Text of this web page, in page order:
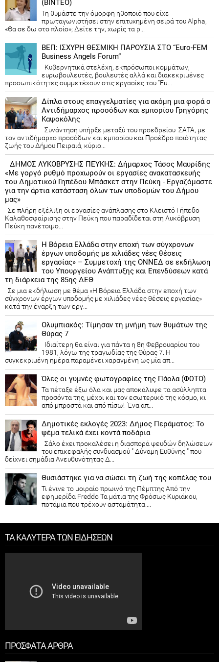
(ΒΙΝΤΕΟ)
Τη θυμάστε την όμορφη ηθοποιό που είχε
πρωταγωνιστήσει στην επιτυχημένη σειρά του Alpha,
«Θα σε δω στο πλοίο»; Δείτε την, χωρίς τα ρ...
ΒΕΠ: ΙΣΧΥΡΗ ΘΕΣΜΙΚΗ ΠΑΡΟΥΣΙΑ ΣΤΟ “Euro-FEM
Business Angels Forum”
Κυβερνητικά στελέχη, εκπρόσωποι κομμάτων,
ευρωβουλευτές, βουλευτές αλλά και διακεκριμένες
προσωπικότητες συμμετέχουν στις εργασίες του “Eu...
Δίπλα στους επαγγελματίες για ακόμη μια φορά ο
Αντιδήμαρχος προσόδων και εμπορίου Γρηγόρης
Καψοκόλης
Συνάντηση υπήρξε μεταξύ του προεδρείου ΣΑΤΑ, με
τον αντιδήμαρχο προσόδων και εμπορίου και Προέδρο ποιότητας
ζωής του Δήμου Πειραιά, κύριο...
ΔΗΜΟΣ ΛΥΚΟΒΡΥΣΗΣ ΠΕΥΚΗΣ: Δήμαρχος Τάσος Μαυρίδης
«Με γοργό ρυθμό προχωρούν οι εργασίες ανακατασκευής
του Δημοτικού Γηπέδου Μπάσκετ στην Πεύκη - Εργαζόμαστε
για την άρτια κατάσταση όλων των υποδομών του Δήμου
μας»
Σε πλήρη εξέλιξη οι εργασίες ανάπλασης στο Κλειστό Γήπεδο
Καλαθοσφαίρισης στην Πεύκη που παραδίδεται στη Λυκόβρυση
Πεύκη πανέτοιμο...
Η Βόρεια Ελλάδα στην εποχή των σύγχρονων
έργων υποδομής με χιλιάδες νέες θέσεις
εργασίας» – Συμμετοχή της ΟΝΝΕΔ σε εκδήλωση
του Υπουργείου Ανάπτυξης και Επενδύσεων κατά
τη διάρκεια της 85ης ΔΕΘ
Σε μια εκδήλωση με θέμα «Η Βόρεια Ελλάδα στην εποχή των
σύγχρονων έργων υποδομής με χιλιάδες νέες θέσεις εργασίας»
κατά την έναρξη των εργ...
Ολυμπιακός: Τίμησαν τη μνήμη των θυμάτων της
Θύρας 7
Ιδιαίτερη θα είναι για πάντα η 8η Φεβρουαρίου του
1981, λόγω της τραγωδίας της Θύρας 7. Η
συγκεκριμένη ημέρα παραμένει χαραγμένη ως μία απ...
Όλες οι γυμνές φωτογραφίες της Πάολα (ΦΩΤΟ)
Τα πέταξε έξω όλα και μας αποκάλυψε τα ασύλληπτα
προσόντα της, μέχρι και τον εσωτερικό της κόσμο, κι
από μπροστά και από πίσω! Ένα απ...
Δημοτικές εκλογές 2023: Δήμος Περάματος: Το
ψέμα τελικά έχει κοντά ποδάρια
Σάλο έχει προκαλέσει η διασπορά ψευδών δηλώσεων
του επικεφαλής συνδυασμού " Δύναμη Ευθύνης " που
δείχνει σημάδια Ανευθυνότητας Δ...
Θυσιάστηκε για να σώσει τη ζωή της κοπέλας του
Τι έγινε το μοιραίο πρωινό της Πέμπτης Από την
εφημερίδα Freddo Τα μάτια της Φρόσως Κυριάκου,
ποτάμια που τρέχουν ασταμάτητα....
ΤΑ ΚΑΛΥΤΕΡΑ ΤΩΝ ΕΙΔΗΣΕΩΝ
ΠΡΟΣΦΑΤΑ ΑΡΘΡΑ